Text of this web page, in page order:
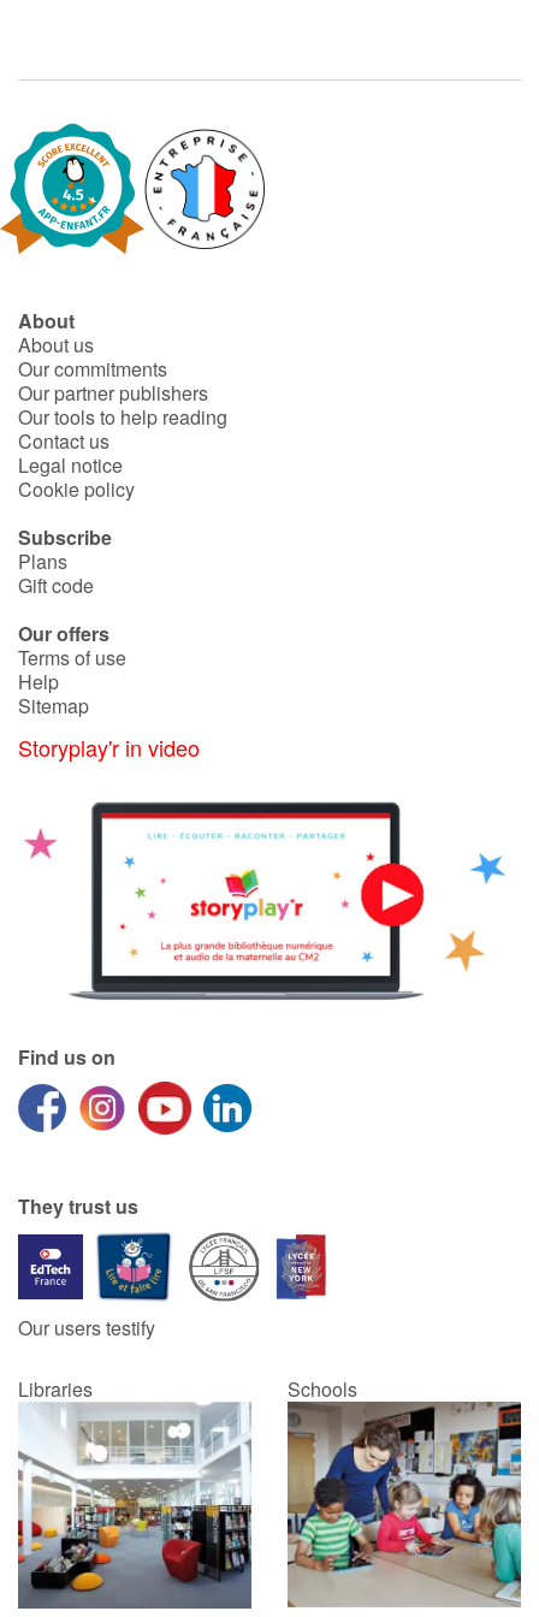
About
About us
Our commitments
Our partner publishers
Our tools to help reading
Contact us
Legal notice
Cookie policy
Subscribe
Plans
Gift code
Our offers
Terms of use
Help
Sitemap
Storyplay'r in video
Find us on
They trust us
Our users testify
Libraries Schools